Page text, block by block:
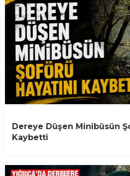
Dereye Düşen Minibüsün
Kaybetti